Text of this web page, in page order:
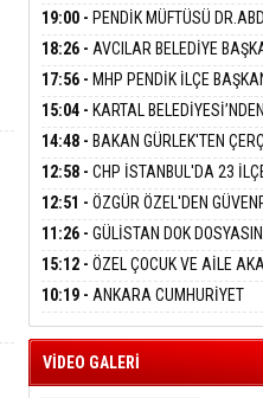
Ezgi Kılıç
SİVAS: ATEŞE ATILAN VİCDAN
BARIŞ BAŞARSLAN
ADANMAK
Meltem Kaynas
AFFETMEYECEĞİM!
GELİYOR
DALGADA 15 GÖZALTI
19:00 - PENDİK MÜFTÜSÜ
PEHLİVAN BASIN
18:26 - AVCILAR BELEDİYE
ÇANKAYA HAKKINDA TAHLİYE
17:56 - MHP PENDİK İLÇE
KIR KARTAL ORDULULAR
AĞIRLADI
15:04 - KARTAL
İÇİN DEV YATIRIM!
14:48 - BAKAN GÜRLEK'TEN
AÇIKLAMASI:''KIRMIZI ÇİZGİMİZ
VE GAZİLERİMİZİN
12:58 - CHP İSTANBUL'DA 23
BAŞKANLIĞI'NDA ATAMALAR
12:51 - ÖZGÜR ÖZEL'DEN
GAZİLERE DESTEK:''SONUÇ
ARKANIZDAYIZ''
11:26 - GÜLİSTAN DOK
GELİŞME: 2 DALGIÇ DELİL
SUÇLAMASIYLA TUTUTKLANDI
15:12 - ÖZEL ÇOCUK VE AİLE
ÇOCUĞA HİZMET VERİLDİ
10:19 - ANKARA CUMHURİYET
BAŞSAVCILIĞINDAN ÖZGÜR
AĞBABA HAKKINDA FEZLEKE
VİDEO GALERİ